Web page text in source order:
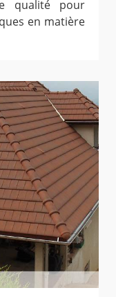
qualité pour
en matière